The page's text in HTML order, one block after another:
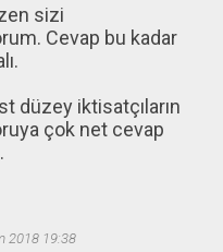
sizi
Cevap bu kadar
düzey iktisatçıların
çok net cevap
2018 19:38